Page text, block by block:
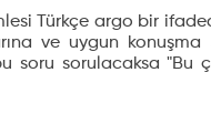
Türkçe argo bir
ve uygun konuşma
soru sorulacaksa "Bu